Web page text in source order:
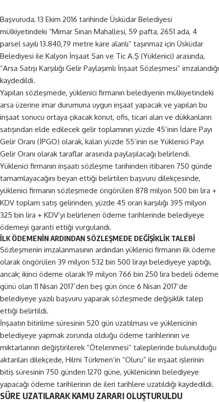
Başvuruda, 13 Ekim 2016 tarihinde Üsküdar Belediyesi
mülkiyetindeki “Mimar Sinan Mahallesi, 59 pafta, 2651 ada, 4
parsel sayılı 13.840,79 metre kare alanlı” taşınmaz için Üsküdar
Belediyesi ile Kalyon İnşaat San ve Tic A.Ş (Yüklenici) arasında,
“Arsa Satışı Karşılığı Gelir Paylaşımlı İnşaat Sözleşmesi” imzalandığı
kaydedildi.
Yapılan sözleşmede, yüklenici firmanın belediyenin mülkiyetindeki
arsa üzerine imar durumuna uygun inşaat yapacak ve yapılan bu
inşaat sonucu ortaya çıkacak konut, ofis, ticari alan ve dükkanların
satışından elde edilecek gelir toplamının yüzde 45’inin İdare Payı
Gelir Oranı (İPGO) olarak, kalan yüzde 55’inin ise Yüklenici Payı
Gelir Oranı olarak taraflar arasında paylaşılacağı belirlendi.
Yüklenici firmanın inşaatı sözleşme tarihinden itibaren 750 günde
tamamlayacağını beyan ettiği belirtilen başvuru dilekçesinde,
yüklenici firmanın sözleşmede öngörülen 878 milyon 500 bin lira +
KDV toplam satış gelirinden, yüzde 45 oran karşılığı 395 milyon
325 bin lira + KDV’yi belirlenen ödeme tarihlerinde belediyeye
ödemeyi garanti ettiği vurgulandı.
İLK ÖDEMENİN ARDINDAN SÖZLEŞMEDE DEĞİŞİKLİK TALEBİ
Sözleşmenin imzalanmasının ardından yüklenici firmanın ilk ödeme
olarak öngörülen 39 milyon 532 bin 500 lirayı belediyeye yaptığı,
ancak; ikinci ödeme olarak 19 milyon 766 bin 250 lira bedeli ödeme
günü olan 11 Nisan 2017’den beş gün önce 6 Nisan 2017’de
belediyeye yazılı başvuru yaparak sözleşmede değişiklik talep
ettiği belirtildi.
İnşaatın bitirilme süresinin 520 gün uzatılması ve yüklenicinin
belediyeye yapmak zorunda olduğu ödeme tarihlerinin ve
miktarlarının değiştirilerek “Ötelenmesi” taleplerinde bulunulduğu
aktarılan dilekçede, Hilmi Türkmen’in “Oluru” ile inşaat işlerinin
bitiş süresinin 750 günden 1270 güne, yüklenicinin belediyeye
yapacağı ödeme tarihlerinin de ileri tarihlere uzatıldığı kaydedildi.
SÜRE UZATILARAK KAMU ZARARI OLUŞTURULDU